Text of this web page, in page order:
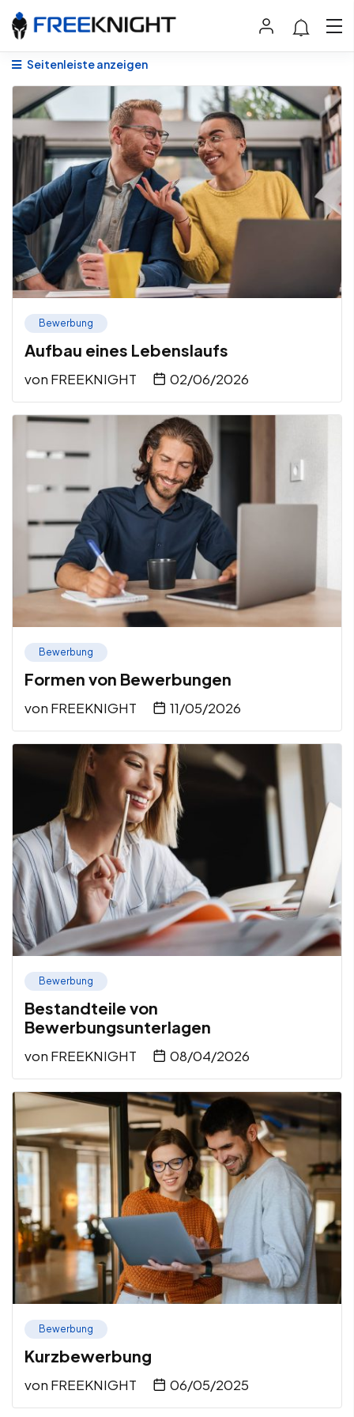
Seitenleiste anzeigen
Bewerbung
Aufbau eines Lebenslaufs
von FREEKNIGHT 02/06/2026
Bewerbung
Formen von Bewerbungen
von FREEKNIGHT 11/05/2026
Bewerbung
Bestandteile von
Bewerbungsunterlagen
von FREEKNIGHT 08/04/2026
Bewerbung
Kurzbewerbung
von FREEKNIGHT 06/05/2025